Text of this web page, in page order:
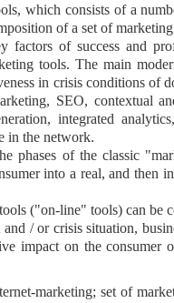
which consists of a
of a set of
factors of success and
tools. The main
in crisis conditions of
SEO, contextual
integrated
in the network.
phases of the classic
into a real, and then
("on-line" tools) can be
/ or crisis situation,
impact on the consumer
marketing; set of